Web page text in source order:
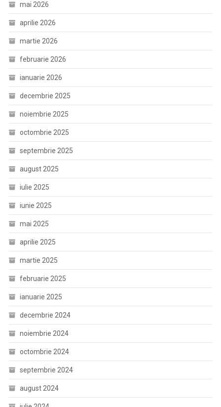
mai 2026
aprilie 2026
martie 2026
februarie 2026
ianuarie 2026
decembrie 2025
noiembrie 2025
octombrie 2025
septembrie 2025
august 2025
iulie 2025
iunie 2025
mai 2025
aprilie 2025
martie 2025
februarie 2025
ianuarie 2025
decembrie 2024
noiembrie 2024
octombrie 2024
septembrie 2024
august 2024